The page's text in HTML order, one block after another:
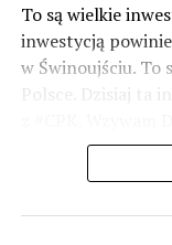
To są wielkie
inwestycją
w Świnoujściu. To
Polsce. Dzisiaj ta
odblokowania
wykorzystać